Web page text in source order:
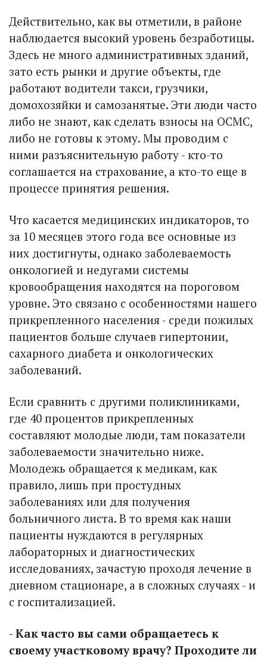
Действительно, как вы отметили, в районе
наблюдается высокий уровень безработицы.
Здесь не много административных зданий,
зато есть рынки и другие объекты, где
работают водители такси, грузчики,
домохозяйки и самозанятые. Эти люди часто
либо не знают, как сделать взносы на ОСМС,
либо не готовы к этому. Мы проводим с
ними разъяснительную работу - кто-то
соглашается на страхование, а кто-то еще в
процессе принятия решения.
Что касается медицинских индикаторов, то
за 10 месяцев этого года все основные из
них достигнуты, однако заболеваемость
онкологией и недугами системы
кровообращения находятся на пороговом
уровне. Это связано с особенностями нашего
прикрепленного населения - среди пожилых
пациентов больше случаев гипертонии,
сахарного диабета и онкологических
заболеваний.
Если сравнить с другими поликлиниками,
где 40 процентов прикрепленных
составляют молодые люди, там показатели
заболеваемости значительно ниже.
Молодежь обращается к медикам, как
правило, лишь при простудных
заболеваниях или для получения
больничного листа. В то время как наши
пациенты нуждаются в регулярных
лабораторных и диагностических
исследованиях, зачастую проходя лечение в
дневном стационаре, а в сложных случаях - и
с госпитализацией.
- Как часто вы сами обращаетесь к
своему участковому врачу? Проходите ли